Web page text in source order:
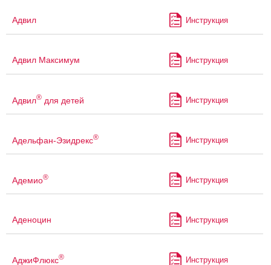
Адвил Инструкция
Адвил Максимум Инструкция
Адвил® для детей Инструкция
Адельфан-Эзидрекс® Инструкция
Адемио® Инструкция
Аденоцин Инструкция
АджиФлюкс® Инструкция